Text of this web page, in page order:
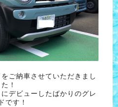
ご納車させていただきまし
た！
デビューしたばかりのグレ
です！